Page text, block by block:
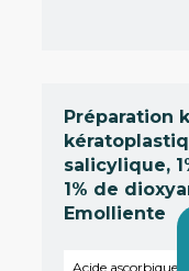
Préparation
salicylique,
1% de
Emolliente
Acide ascorbique